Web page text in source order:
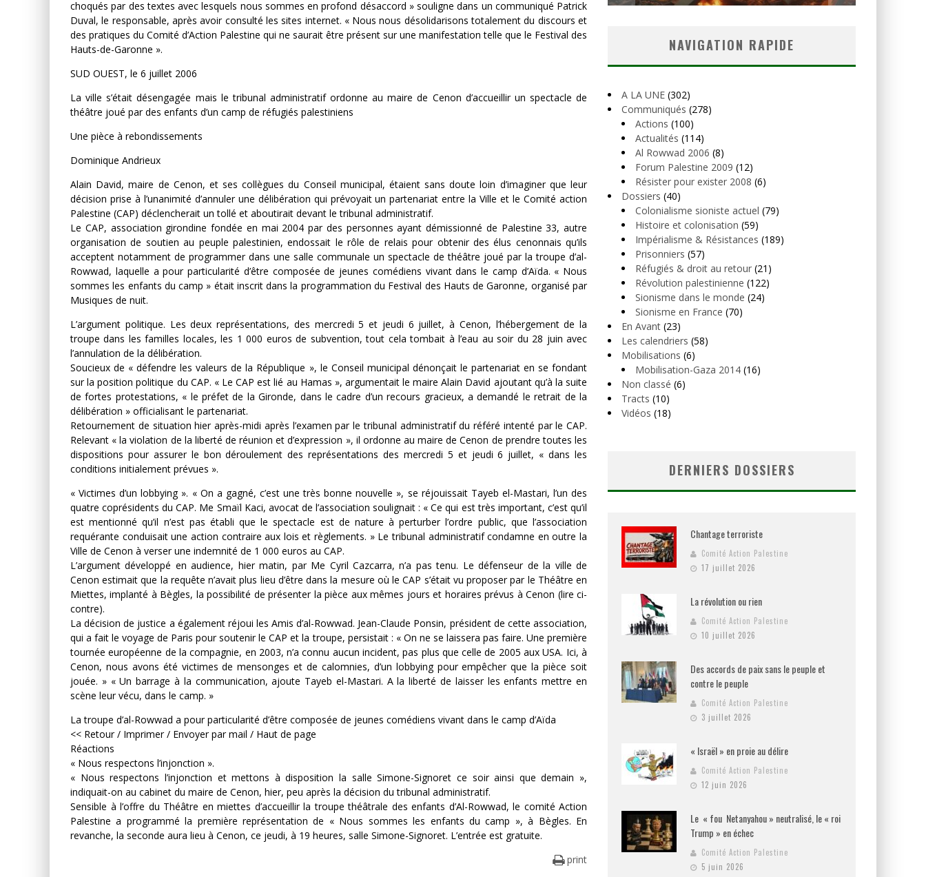
choqués par des textes avec lesquels nous sommes en profond désaccord » souligne dans un communiqué Patrick
Duval, le responsable, après avoir consulté les sites internet. « Nous nous désolidarisons totalement du discours et
des pratiques du Comité d’Action Palestine qui ne saurait être présent sur une manifestation telle que le Festival des
Hauts-de-Garonne ».
SUD OUEST, le 6 juillet 2006
La ville s’était désengagée mais le tribunal administratif ordonne au maire de Cenon d’accueillir un spectacle de
théâtre joué par des enfants d’un camp de réfugiés palestiniens
Une pièce à rebondissements
Dominique Andrieux
Alain David, maire de Cenon, et ses collègues du Conseil municipal, étaient sans doute loin d’imaginer que leur
décision prise à l’unanimité d’annuler une délibération qui prévoyait un partenariat entre la Ville et le Comité action
Palestine (CAP) déclencherait un tollé et aboutirait devant le tribunal administratif.
Le CAP, association girondine fondée en mai 2004 par des personnes ayant démissionné de Palestine 33, autre
organisation de soutien au peuple palestinien, endossait le rôle de relais pour obtenir des élus cenonnais qu’ils
acceptent notamment de programmer dans une salle communale un spectacle de théâtre joué par la troupe d’al-
Rowwad, laquelle a pour particularité d’être composée de jeunes comédiens vivant dans le camp d’Aïda. « Nous
sommes les enfants du camp » était inscrit dans la programmation du Festival des Hauts de Garonne, organisé par
Musiques de nuit.
L’argument politique. Les deux représentations, des mercredi 5 et jeudi 6 juillet, à Cenon, l’hébergement de la
troupe dans les familles locales, les 1 000 euros de subvention, tout cela tombait à l’eau au soir du 28 juin avec
l’annulation de la délibération.
Soucieux de « défendre les valeurs de la République », le Conseil municipal dénonçait le partenariat en se fondant
sur la position politique du CAP. « Le CAP est lié au Hamas », argumentait le maire Alain David ajoutant qu’à la suite
de fortes protestations, « le préfet de la Gironde, dans le cadre d’un recours gracieux, a demandé le retrait de la
délibération » officialisant le partenariat.
Retournement de situation hier après-midi après l’examen par le tribunal administratif du référé intenté par le CAP.
Relevant « la violation de la liberté de réunion et d’expression », il ordonne au maire de Cenon de prendre toutes les
dispositions pour assurer le bon déroulement des représentations des mercredi 5 et jeudi 6 juillet, « dans les
conditions initialement prévues ».
« Victimes d’un lobbying ». « On a gagné, c’est une très bonne nouvelle », se réjouissait Tayeb el-Mastari, l’un des
quatre coprésidents du CAP. Me Smaïl Kaci, avocat de l’association soulignait : « Ce qui est très important, c’est qu’il
est mentionné qu’il n’est pas établi que le spectacle est de nature à perturber l’ordre public, que l’association
requérante conduisait une action contraire aux lois et règlements. » Le tribunal administratif condamne en outre la
Ville de Cenon à verser une indemnité de 1 000 euros au CAP.
L’argument développé en audience, hier matin, par Me Cyril Cazcarra, n’a pas tenu. Le défenseur de la ville de
Cenon estimait que la requête n’avait plus lieu d’être dans la mesure où le CAP s’était vu proposer par le Théâtre en
Miettes, implanté à Bègles, la possibilité de présenter la pièce aux mêmes jours et horaires prévus à Cenon (lire ci-
contre).
La décision de justice a également réjoui les Amis d’al-Rowwad. Jean-Claude Ponsin, président de cette association,
qui a fait le voyage de Paris pour soutenir le CAP et la troupe, persistait : « On ne se laissera pas faire. Une première
tournée européenne de la compagnie, en 2003, n’a connu aucun incident, pas plus que celle de 2005 aux USA. Ici, à
Cenon, nous avons été victimes de mensonges et de calomnies, d’un lobbying pour empêcher que la pièce soit
jouée. » « Un barrage à la communication, ajoute Tayeb el-Mastari. A la liberté de laisser les enfants mettre en
scène leur vécu, dans le camp. »
La troupe d’al-Rowwad a pour particularité d’être composée de jeunes comédiens vivant dans le camp d’Aïda
<< Retour / Imprimer / Envoyer par mail / Haut de page
Réactions
« Nous respectons l’injonction ».
« Nous respectons l’injonction et mettons à disposition la salle Simone-Signoret ce soir ainsi que demain »,
indiquait-on au cabinet du maire de Cenon, hier, peu après la décision du tribunal administratif.
Sensible à l’offre du Théâtre en miettes d’accueillir la troupe théâtrale des enfants d’Al-Rowwad, le comité Action
Palestine a programmé la première représentation de « Nous sommes les enfants du camp », à Bègles. En
revanche, la seconde aura lieu à Cenon, ce jeudi, à 19 heures, salle Simone-Signoret. L’entrée est gratuite.
print
NAVIGATION RAPIDE
A LA UNE (302)
Communiqués (278)
Actions (100)
Actualités (114)
Al Rowwad 2006 (8)
Forum Palestine 2009 (12)
Résister pour exister 2008 (6)
Dossiers (40)
Colonialisme sioniste actuel (79)
Histoire et colonisation (59)
Impérialisme & Résistances (189)
Prisonniers (57)
Réfugiés & droit au retour (21)
Révolution palestinienne (122)
Sionisme dans le monde (24)
Sionisme en France (70)
En Avant (23)
Les calendriers (58)
Mobilisations (6)
Mobilisation-Gaza 2014 (16)
Non classé (6)
Tracts (10)
Vidéos (18)
DERNIERS DOSSIERS
Chantage terroriste
Comité Action Palestine
17 juillet 2026
La révolution ou rien
Comité Action Palestine
10 juillet 2026
Des accords de paix sans le peuple et
contre le peuple
Comité Action Palestine
3 juillet 2026
« Israël » en proie au délire
Comité Action Palestine
12 juin 2026
Le « fou Netanyahou » neutralisé, le « roi
Trump » en échec
Comité Action Palestine
5 juin 2026